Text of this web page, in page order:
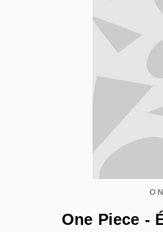
One Piece -